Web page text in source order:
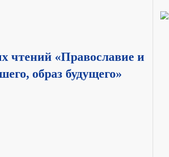
чтений «Православие и
образ будущего»